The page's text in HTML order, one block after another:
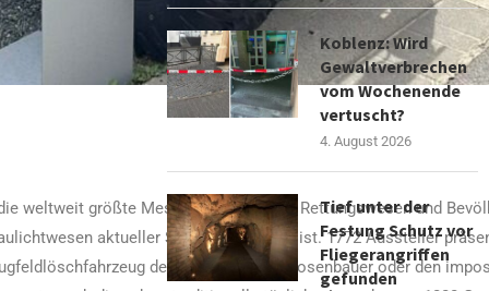
weltweit größte Messe für Feuerwehr, Rettungswesen und
aktueller Stand der Technik ist. 1772 Aussteller
der Welt der Firma Rosenbauer oder den
Koblenz: Wird
Gewaltverbrechen
vom Wochenende
vertuscht?
4. August 2026
Tief unter der
Festung Schutz vor
Fliegerangriffen
gefunden